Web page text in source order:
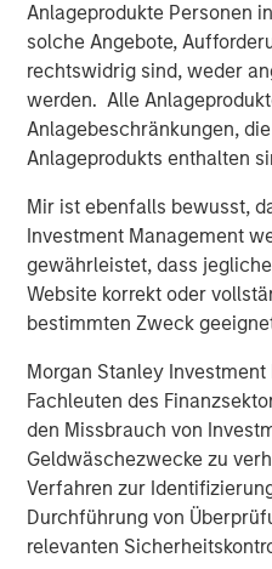
Anlageprodukte Personen
solche Angebote,
rechtswidrig sind, weder
werden. Alle
Anlagebeschränkungen,
Anlageprodukts enthalten
Mir ist ebenfalls bewusst,
Investment Management
gewährleistet, dass
Website korrekt oder
bestimmten Zweck
Morgan Stanley
Fachleuten des
den Missbrauch von
Geldwäschezwecke zu
Verfahren zur
Durchführung von
relevanten
TALES FROM THE
From Electric
China’s Next